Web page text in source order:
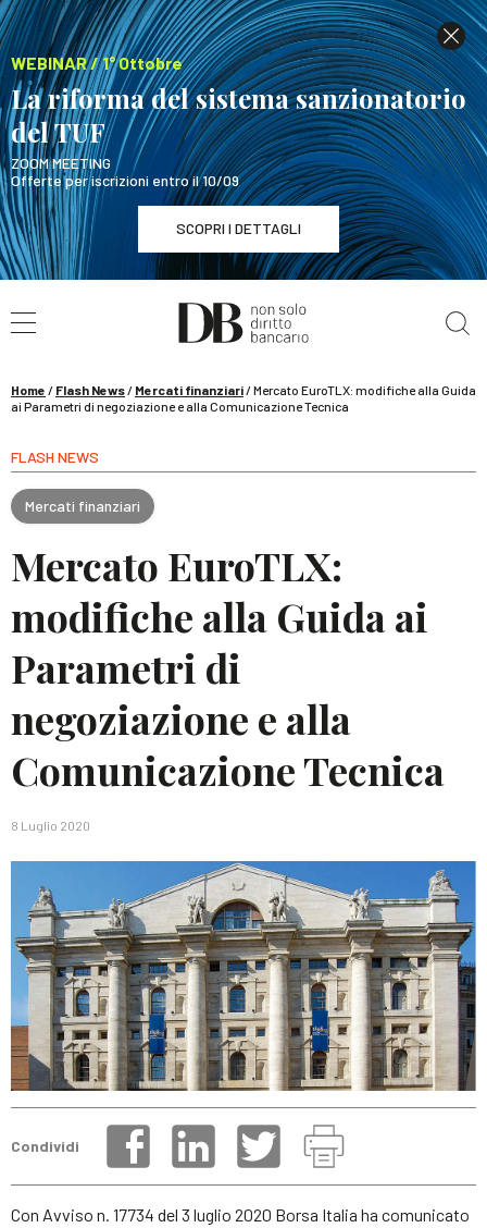
WEBINAR / 1° Ottobre
La riforma del sistema sanzionatorio
del TUF
ZOOM MEETING
Offerte per iscrizioni entro il 10/09
SCOPRI I DETTAGLI
WEBINAR / 1° Ottobre
La riforma del sistema sanzionatorio del TUF
Home / Flash News/ Mercati finanziari/Mercato EuroTLX: modifiche alla Guida
ai Parametri di negoziazione e alla Comunicazione Tecnica
FLASH NEWS
Mercati finanziari
Mercato EuroTLX:
modifiche alla Guida ai
Parametri di
negoziazione e alla
Comunicazione Tecnica
8 Luglio 2020
Condividi
Con Avviso n. 17734 del 3 luglio 2020 Borsa Italia ha comunicato